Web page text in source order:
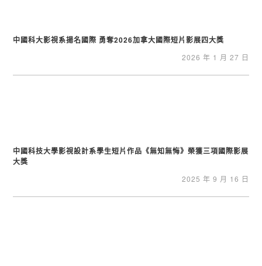
中國科大影視系揚名國際 勇奪2026加拿大國際短片影展四大獎
2026 年 1 月 27 日
中國科技大學影視設計系學生短片作品《無知無悔》榮獲三項國際影展
大獎
2025 年 9 月 16 日